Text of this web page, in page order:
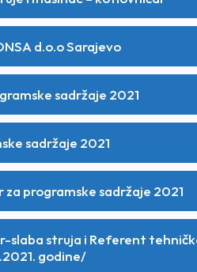
d.o.o Sarajevo
sadržaje 2021
sadržaje 2021
programske sadržaje 2021
slaba struja i Referent
godine/